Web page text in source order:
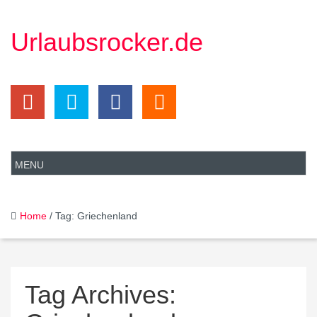
Urlaubsrocker.de
Home / Tag: Griechenland
Tag Archives: